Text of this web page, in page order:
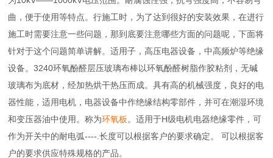
曲，便于使用等特点。行施工时，为了达到很好的安装效果，在进行
施工时需要注意一些问题，那到底要注意哪些方面的问题呢，下面将
针对于这个问题简单讲解。适用子，高压电器设备，中高频炉等绝缘
设备。3240环氧酚醛层压玻璃布棒以环氧酚醛树脂作胶粘剂，无碱
玻璃布为底材，经加热烘干热压而成。具有高的机械强度，良好的电
器性能，适用电机，电器设备中作绝缘结构零部件，并可在潮湿环境
和变压器油中使用。称为环氧板 。适用于H级电机电器绝缘零件，可
作为开关中的耐电弧----.长度可以根据客户的要求确定。 可以根据客
户的要求供应特殊规格的产品。